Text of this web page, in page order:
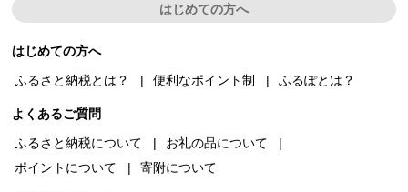
はじめての方へ
はじめての方へ
ふるさと納税とは？
便利なポイント制 ふるぽとは？
よくあるご質問
ふるさと納税について
お礼の品について
ポイントについて
寄附について